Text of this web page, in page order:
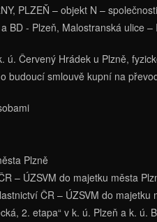
PLZEŇ – objekt N –
- Plzeň, Malostranská ulice
ú. Červený Hrádek u Plzně,
smlouvě kupní na
Plzně
– ÚZSVM do majetku města
ČR – ÚZSVM do majetku
2. etapa“ v k. ú. Plzeň a k. ú.